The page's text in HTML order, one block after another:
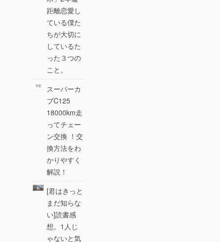
距離恋愛し
ている僕た
ちが大切に
しているた
った３つの
こと。
スーパーカ
ブC125
18000km走
ってチェー
ン交換 ！交
換方法をわ
かりやすく
解説！
[君はきっと
まだ知らな
い]読書感
想。1人じ
ゃないと気